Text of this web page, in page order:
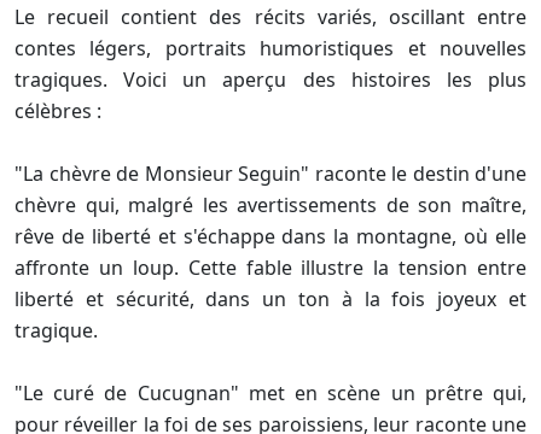
Le recueil contient des récits variés, oscillant entre
contes légers, portraits humoristiques et nouvelles
tragiques. Voici un aperçu des histoires les plus
célèbres :
"La chèvre de Monsieur Seguin" raconte le destin d'une
chèvre qui, malgré les avertissements de son maître,
rêve de liberté et s'échappe dans la montagne, où elle
affronte un loup. Cette fable illustre la tension entre
liberté et sécurité, dans un ton à la fois joyeux et
tragique.
"Le curé de Cucugnan" met en scène un prêtre qui,
pour réveiller la foi de ses paroissiens, leur raconte une